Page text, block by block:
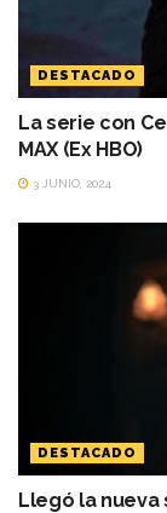
DESTACADO
La serie con
MAX (Ex HBO)
3 JUNIO, 2024
DESTACADO
Llegó la nueva